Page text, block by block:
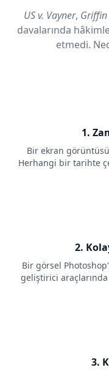
US v. Vayner, Griffin
davalarında
etmedi.
1.
Bir ekran
Herhangi bir tarihte
2.
Bir görsel
geliştirici
3.